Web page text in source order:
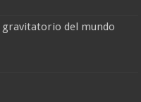
gravitatorio del mundo